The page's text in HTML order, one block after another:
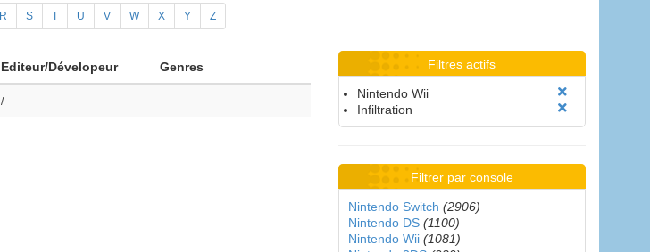
R S T U V W X Y Z
Editeur/Dévelopeur Genres
/
Filtres actifs
Nintendo Wii
Infiltration
Filtrer par console
Nintendo Switch (2906)
Nintendo DS (1100)
Nintendo Wii (1081)